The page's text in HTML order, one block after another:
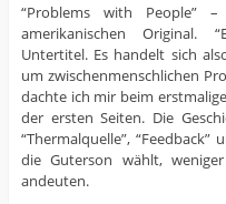
“Problems with People”
amerikanischen Original.
Untertitel. Es handelt sich
um zwischenmenschlichen
dachte ich mir beim
der ersten Seiten. Die
“Thermalquelle”, “Feedback”
die Guterson wählt,
andeuten.